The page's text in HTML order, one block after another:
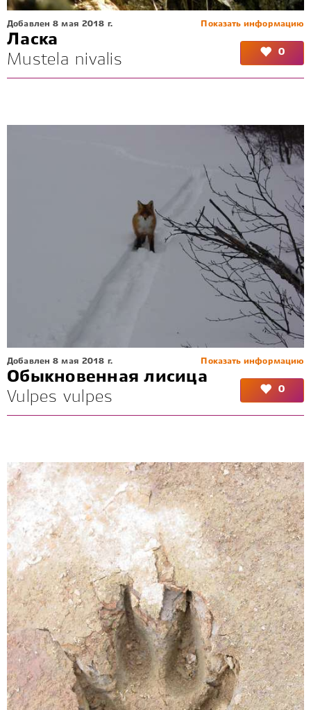
Показать информацию
Добавлен 8 мая 2018 г.
Ласка
Mustela nivalis
0
Показать информацию
Добавлен 8 мая 2018 г.
Обыкновенная лисица
Vulpes vulpes
0